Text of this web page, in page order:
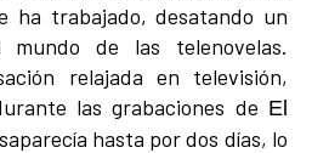
ha trabajado, desatando un
de las telenovelas.
relajada en televisión,
las grabaciones de El
hasta por dos días, lo